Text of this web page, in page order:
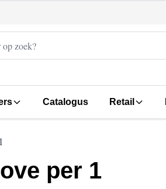
Catalogus Retail
per 1